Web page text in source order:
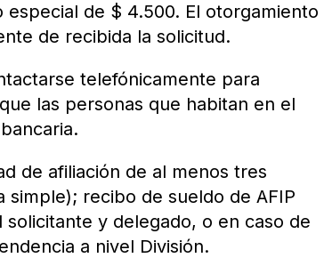
de $ 4.500. El otorgamiento
de recibida la solicitud.
telefónicamente para
las personas que habitan en el
de afiliación de al menos tres
recibo de sueldo de AFIP
y delegado, o en caso de
a nivel División.